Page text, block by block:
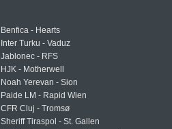
Benfica - Hearts
Inter Turku - Vaduz
Jablonec - RFS
HJK - Motherwell
Noah Yerevan - Sion
Paide LM - Rapid Wien
CFR Cluj - Tromsø
Sheriff Tiraspol - St. Gallen